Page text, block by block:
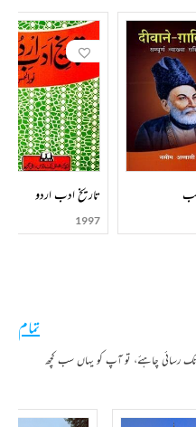
تاریخ ادب اردو
1997
رسائی چاہئے، تو آپ کو یہاں سب کچھ
تمام